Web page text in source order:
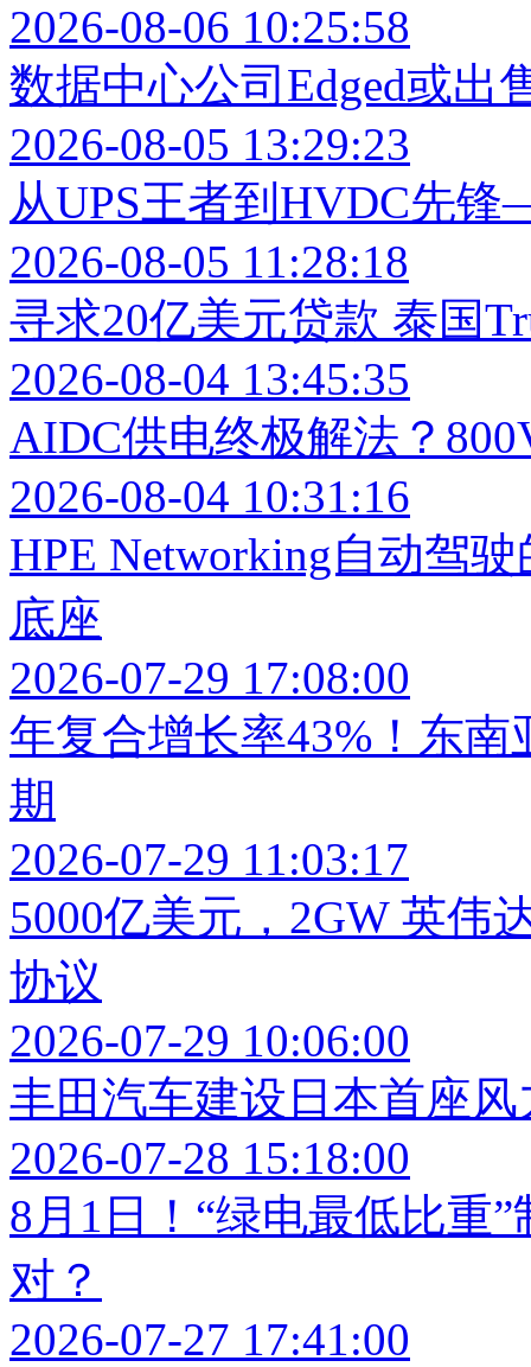
2026-08-06 10:25:58
数据中心公司Edged或出
2026-08-05 13:29:23
从UPS王者到HVDC先
2026-08-05 11:28:18
寻求20亿美元贷款 泰国
2026-08-04 13:45:35
AIDC供电终极解法？
2026-08-04 10:31:16
HPE Networking自动驾
底座
2026-07-29 17:08:00
年复合增长率43%！东
期
2026-07-29 11:03:17
5000亿美元，2GW 英伟
协议
2026-07-29 10:06:00
丰田汽车建设日本首座
2026-07-28 15:18:00
8月1日！“绿电最低比重
对？
2026-07-27 17:41:00